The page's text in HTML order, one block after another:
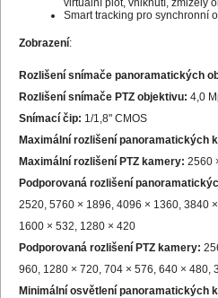
Smart tracking pro synchronní
Zobrazení:
Rozlišení snímače panoramatických
Rozlišení snímače PTZ objektivu: 4,0
Snímací čip: 1/1,8" CMOS
Maximální rozlišení panoramatických
Maximální rozlišení PTZ kamery: 2560
Podporovaná rozlišení
2520, 5760 × 1896, 4096 × 1360, 3840
1600 × 532, 1280 × 420
Podporovaná rozlišení PTZ kamery:
960, 1280 × 720, 704 × 576, 640 × 480,
Minimální osvětlení panoramatických